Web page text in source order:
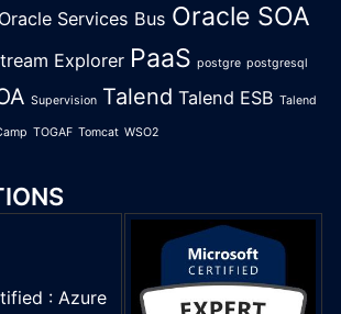
Oracle Services Bus Oracle SOA
Explorer PaaS postgre postgresql
Supervision Talend Talend ESB Talend
TOGAF Tomcat WSO2
: Azure